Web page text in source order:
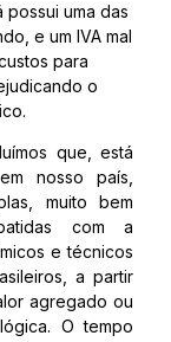
possui uma das
e um IVA mal
para
o
que, está
nosso país,
muito bem
com a
e técnicos
a partir
agregado ou
O tempo